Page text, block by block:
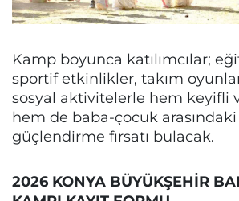
Kamp boyunca katılımcılar;
sportif etkinlikler, takım
sosyal aktivitelerle hem keyifli
hem de baba-çocuk
güçlendirme fırsatı bulacak.
2026 KONYA BÜYÜKŞEHİR